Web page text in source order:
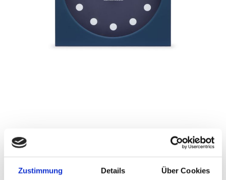
Zustimmung Details Über Cookies